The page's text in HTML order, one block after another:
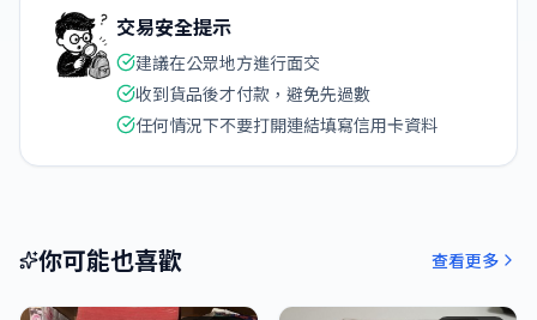
交易安全提示
建議在公眾地方進行面交
收到貨品後才付款，避免先過數
任何情況下不要打開連結填寫信用卡資料
你可能也喜歡 查看更多